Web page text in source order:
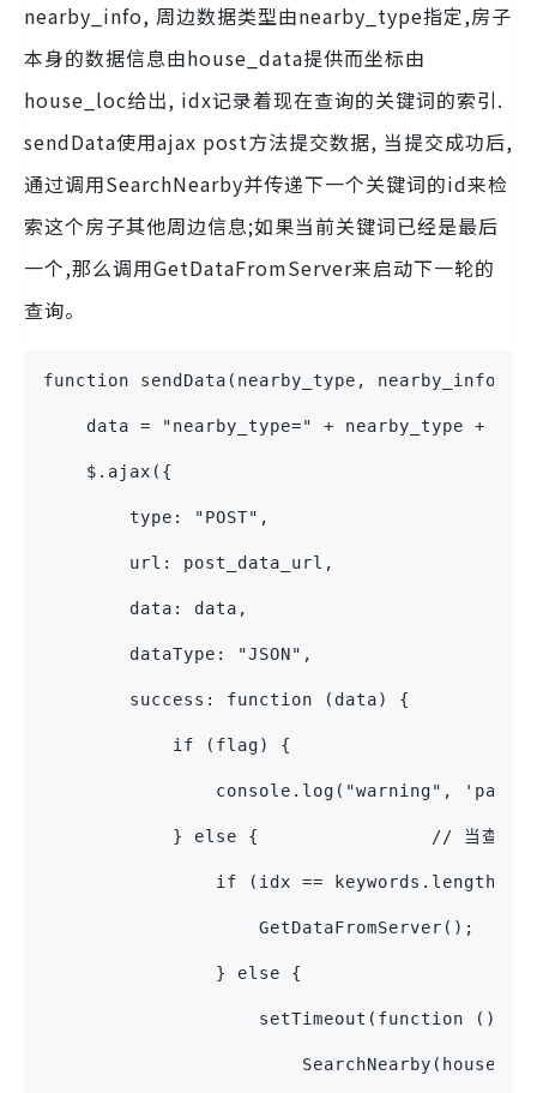
nearby_info, 周边数据类型由nearby_type指定,房子
本身的数据信息由house_data提供而坐标由
house_loc给出, idx记录着现在查询的关键词的索引.
sendData使用ajax post方法提交数据, 当提交成功后,
通过调用SearchNearby并传递下一个关键词的id来检
索这个房子其他周边信息;如果当前关键词已经是最后
一个,那么调用GetDataFromServer来启动下一轮的
查询。
function sendData(nearby_type, nearby_info,
data = "nearby_type=" + nearby_type +
    $.ajax({
        type: "POST",
        url: post_data_url,
        data: data,
        dataType: "JSON",
        success: function (data) {
            if (flag) {
console.log("warning",
} else {                // 当查询到
if (idx == keywords.length -
                    GetDataFromServer();
} else {                    //
                    setTimeout(function () {